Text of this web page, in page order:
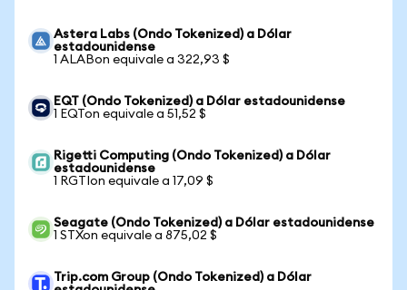
Astera Labs (Ondo Tokenized) a Dólar
estadounidense
1 ALABon equivale a 322,93 $
EQT (Ondo Tokenized) a Dólar estadounidense
1 EQTon equivale a 51,52 $
Rigetti Computing (Ondo Tokenized) a Dólar
estadounidense
1 RGTIon equivale a 17,09 $
Seagate (Ondo Tokenized) a Dólar estadounidense
1 STXon equivale a 875,02 $
Trip.com Group (Ondo Tokenized) a Dólar